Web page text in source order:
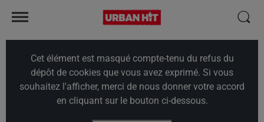
Cet élément est masqué compte-tenu du refus du
dépôt de cookies que vous avez exprimé. Si vous
souhaitez l'afficher, merci de nous donner votre accord
en cliquant sur le bouton ci-dessous.